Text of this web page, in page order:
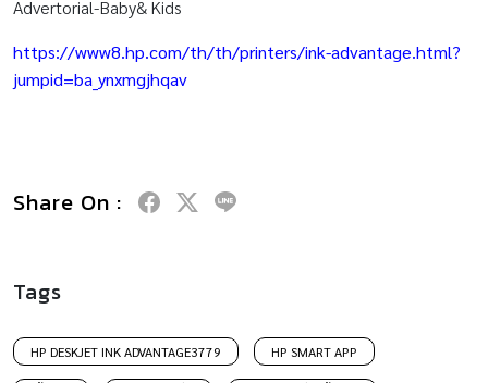
Advertorial-Baby& Kids
https://www8.hp.com/th/th/printers/ink-advantage.html?
jumpid=ba_ynxmgjhqav
Share On :
Tags
HP DESKJET INK ADVANTAGE3779 HP SMART APP